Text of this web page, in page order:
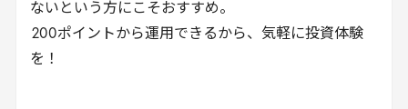
ないという方にこそおすすめ。
200ポイントから運用できるから、気軽に投資体験
を！